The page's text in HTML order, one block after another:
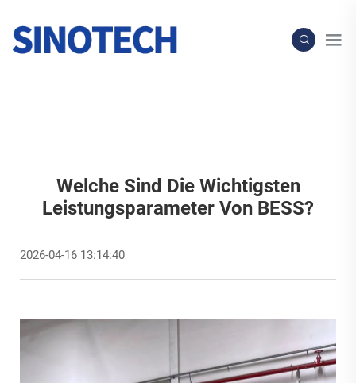
Welche Sind Die Wichtigsten
Leistungsparameter Von BESS?
2026-04-16 13:14:40